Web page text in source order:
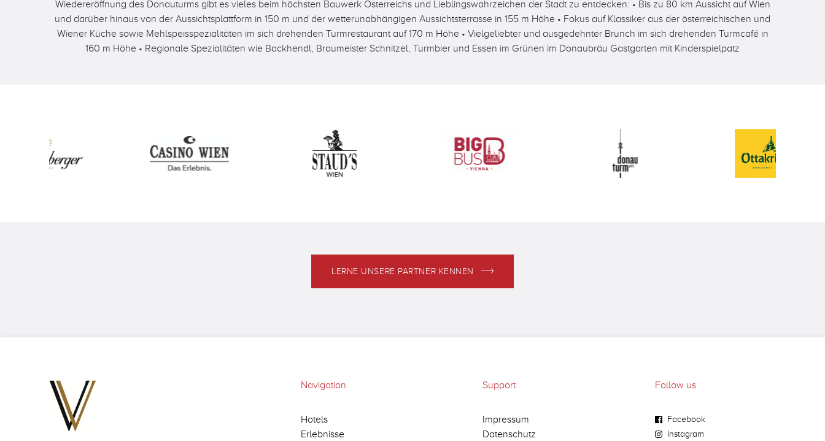
Wiedereröffnung des Donauturms gibt es vieles beim höchsten Bauwerk Österreichs und Lieblingswahrzeichen der Stadt zu entdecken: • Bis zu 80 km Aussicht auf Wien
und darüber hinaus von der Aussichtsplattform in 150 m und der wetterunabhängigen Aussichtsterrasse in 155 m Höhe • Fokus auf Klassiker aus der österreichischen und
Wiener Küche sowie Mehlspeisspezialitäten im sich drehenden Turmrestaurant auf 170 m Höhe • Vielgeliebter und ausgedehnter Brunch im sich drehenden Turmcafé in
160 m Höhe • Regionale Spezialitäten wie Backhendl, Braumeister Schnitzel, Turmbier und Essen im Grünen im Donaubräu Gastgarten mit Kinderspielpatz
LERNE UNSERE PARTNER KENNEN
Navigation
Hotels
Erlebnisse
Support
Impressum
Datenschutz
Follow us
Facebook
Instagram